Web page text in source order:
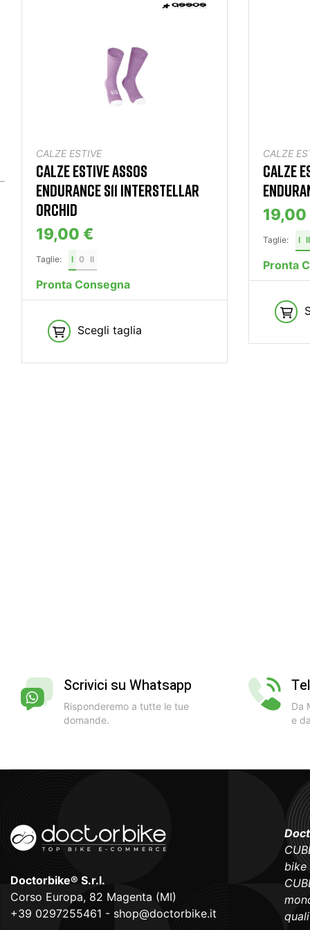
CALZE ESTIVE
CALZE ESTIVE ASSOS
ENDURANCE S11 INTERSTELLAR
ORCHID
19,00 €
Taglie: I 0 II
Pronta Consegna
Scegli taglia
CALZE
CALZE
Taglie: I II
Pronta
Scrivici su Whatsapp
Risponderemo a tutte le tue
domande.
Da
e
Doctorbike® S.r.l.
Corso Europa, 82 Magenta (MI)
+39 0297255461 - shop@doctorbike.it
bike